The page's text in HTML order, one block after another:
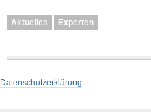
Aktuelles Experten
Datenschutzerklärung